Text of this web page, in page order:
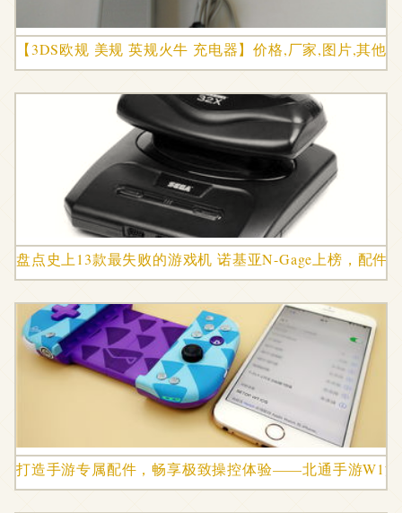
【3DS欧规 美规 英规火牛 充电器】价格,厂家,图片,其他
盘点史上13款最失败的游戏机 诺基亚N-Gage上榜，配件
打造手游专属配件，畅享极致操控体验——北通手游W1